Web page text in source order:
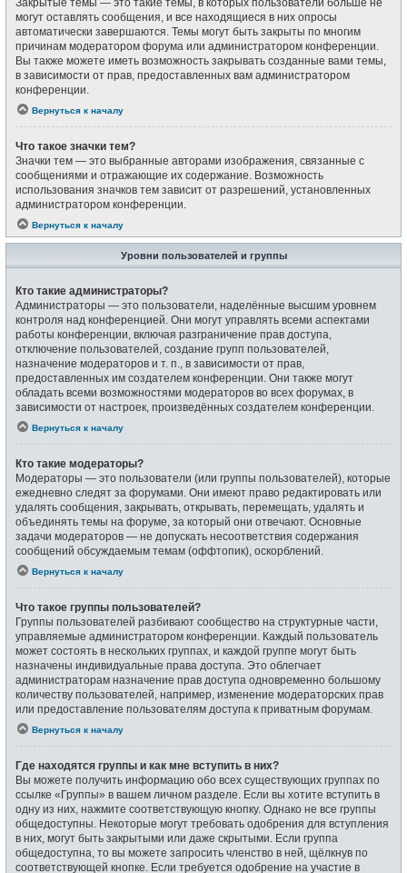
Закрытые темы — это такие темы, в которых пользователи больше не
могут оставлять сообщения, и все находящиеся в них опросы
автоматически завершаются. Темы могут быть закрыты по многим
причинам модератором форума или администратором конференции.
Вы также можете иметь возможность закрывать созданные вами темы,
в зависимости от прав, предоставленных вам администратором
конференции.
Вернуться к началу
Что такое значки тем?
Значки тем — это выбранные авторами изображения, связанные с
сообщениями и отражающие их содержание. Возможность
использования значков тем зависит от разрешений, установленных
администратором конференции.
Вернуться к началу
Уровни пользователей и группы
Кто такие администраторы?
Администраторы — это пользователи, наделённые высшим уровнем
контроля над конференцией. Они могут управлять всеми аспектами
работы конференции, включая разграничение прав доступа,
отключение пользователей, создание групп пользователей,
назначение модераторов и т. п., в зависимости от прав,
предоставленных им создателем конференции. Они также могут
обладать всеми возможностями модераторов во всех форумах, в
зависимости от настроек, произведённых создателем конференции.
Вернуться к началу
Кто такие модераторы?
Модераторы — это пользователи (или группы пользователей), которые
ежедневно следят за форумами. Они имеют право редактировать или
удалять сообщения, закрывать, открывать, перемещать, удалять и
объединять темы на форуме, за который они отвечают. Основные
задачи модераторов — не допускать несоответствия содержания
сообщений обсуждаемым темам (оффтопик), оскорблений.
Вернуться к началу
Что такое группы пользователей?
Группы пользователей разбивают сообщество на структурные части,
управляемые администратором конференции. Каждый пользователь
может состоять в нескольких группах, и каждой группе могут быть
назначены индивидуальные права доступа. Это облегчает
администраторам назначение прав доступа одновременно большому
количеству пользователей, например, изменение модераторских прав
или предоставление пользователям доступа к приватным форумам.
Вернуться к началу
Где находятся группы и как мне вступить в них?
Вы можете получить информацию обо всех существующих группах по
ссылке «Группы» в вашем личном разделе. Если вы хотите вступить в
одну из них, нажмите соответствующую кнопку. Однако не все группы
общедоступны. Некоторые могут требовать одобрения для вступления
в них, могут быть закрытыми или даже скрытыми. Если группа
общедоступна, то вы можете запросить членство в ней, щёлкнув по
соответствующей кнопке. Если требуется одобрение на участие в